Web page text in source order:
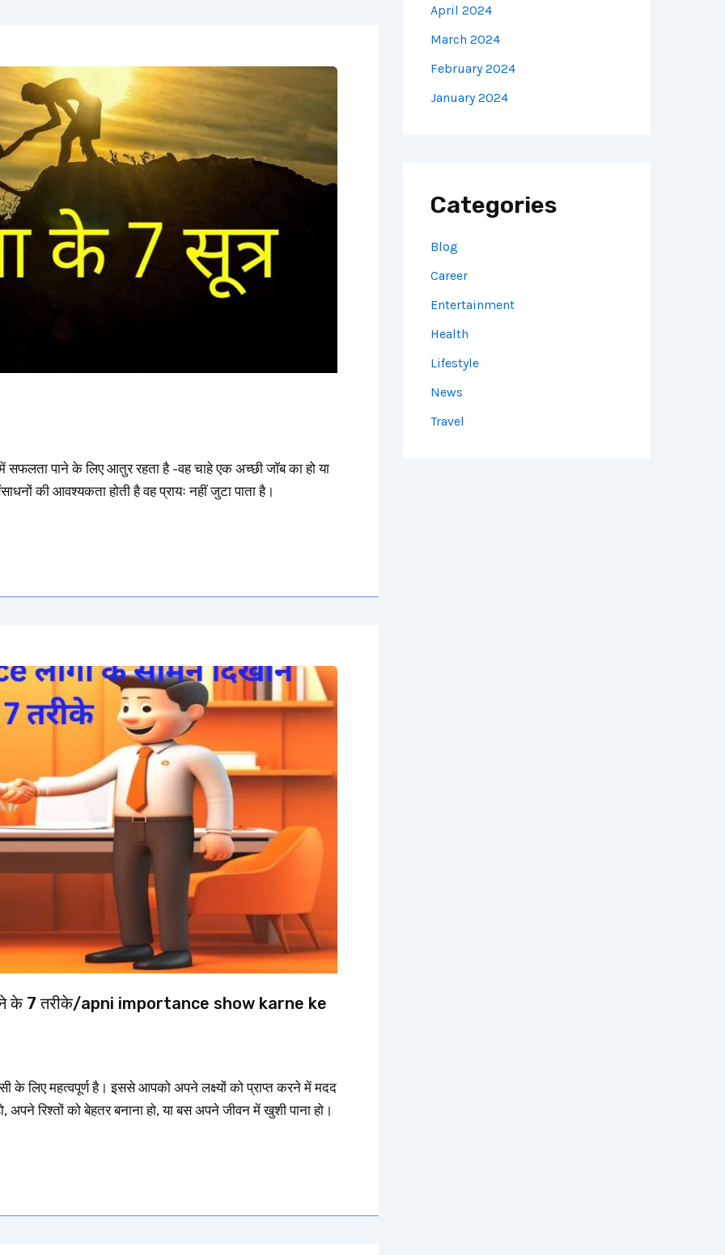
सफलता पाने के लिए आतुर रहता है -वह चाहे एक अच्छी जॉब का हो या
की आवश्यकता होती है वह प्रायः नहीं जुटा पाता है।
के 7 तरीके/apni importance show karne ke
के लिए महत्वपूर्ण है। इससे आपको अपने लक्ष्यों को प्राप्त करने में मदद
रिश्तों को बेहतर बनाना हो, या बस अपने जीवन में खुशी पाना हो।
April 2024
March 2024
February 2024
January 2024
Categories
Blog
Career
Entertainment
Health
Lifestyle
News
Travel